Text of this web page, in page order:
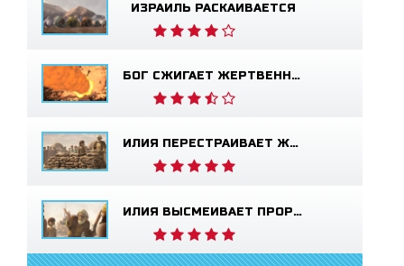
ИЗРАИЛЬ РАСКАИВАЕТСЯ
БОГ СЖИГАЕТ ЖЕРТВЕННИК
ИЛИЯ ПЕРЕСТРАИВАЕТ ЖЕРТВЕННИК
ИЛИЯ ВЫСМЕИВАЕТ ПРОРОКОВ